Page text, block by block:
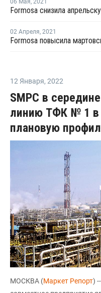
02 Апреля, 2021
12 Января, 2022
SMPC в
линию ТФК № 1 в
плановую
МОСКВА (Маркет Репорт)